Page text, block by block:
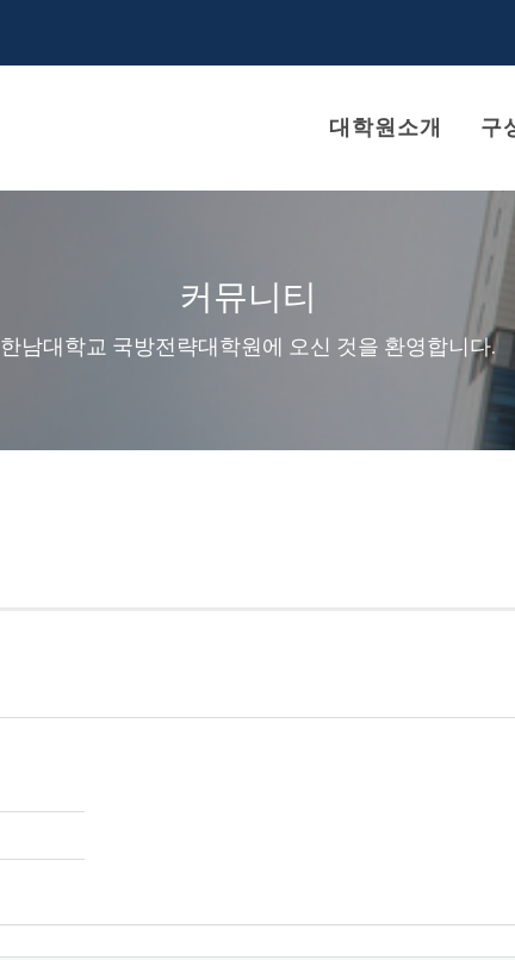
대학원소개 구
커뮤니티
한남대학교 국방전략대학원에 오신 것을 환영합니다.